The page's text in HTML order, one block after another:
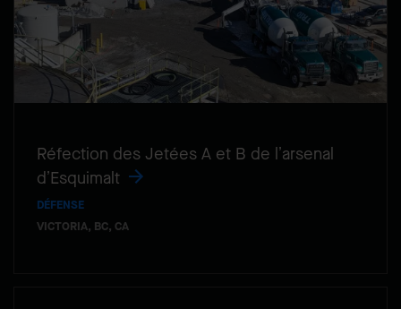
Réfection des Jetées A et B de l’arsenal
d’Esquimalt
DÉFENSE
VICTORIA, BC, CA